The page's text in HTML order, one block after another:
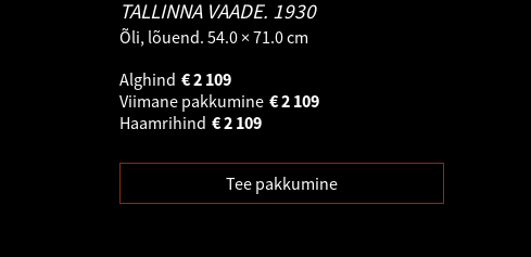
TALLINNA VAADE. 1930
Õli, lõuend. 54.0 × 71.0 cm
Alghind
2 109
€
Viimane pakkumine
2 109
€
Haamrihind
2 109
€
Tee pakkumine